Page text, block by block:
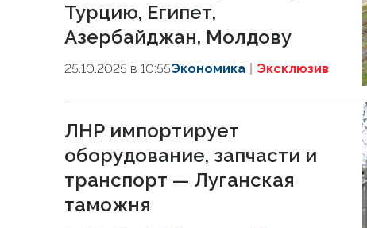
Турцию, Египет,
Азербайджан, Молдову
25.10.2025 в 10:55Экономика Эксклюзив
ЛНР импортирует
оборудование, запчасти и
транспорт — Луганская
таможня